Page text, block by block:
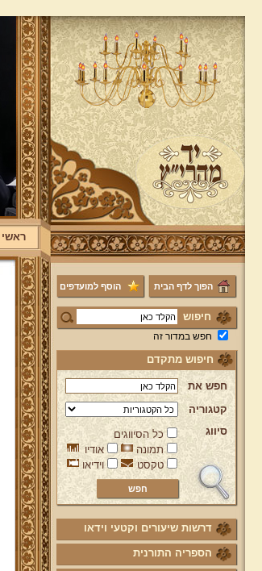
ראשי
הפוך לדף הבית הוסף למועדפים
חיפוש
חפש במדור זה
חיפוש מתקדם
חפש את
קטגוריה
סיווג
כל הסיווגים
תמונה
אודיו
טקסט
וידיאו
דרשות שיעורים וקטעי וידאו
הספריה התורנית